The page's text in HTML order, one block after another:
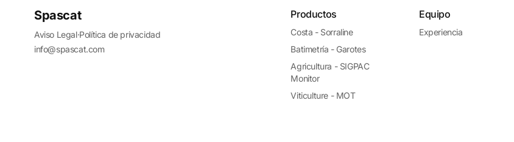
Spascat
Aviso Legal·Política de privacidad
info@spascat.com
Productos
Costa - Sorraline
Batimetría - Garotes
Agricultura - SIGPAC
Monitor
Viticulture - MOT
Equipo
Experiencia